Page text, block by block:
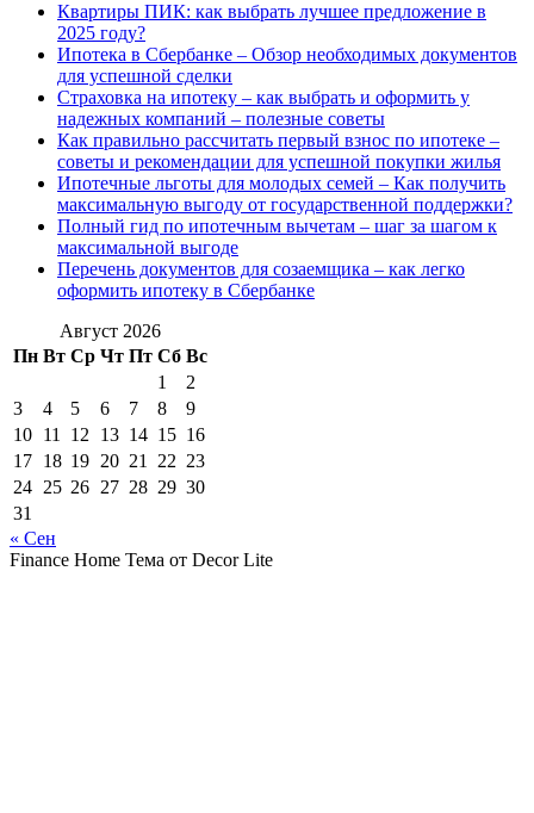
Квартиры ПИК: как выбрать лучшее предложение в
2025 году?
Ипотека в Сбербанке – Обзор необходимых документов
для успешной сделки
Страховка на ипотеку – как выбрать и оформить у
надежных компаний – полезные советы
Как правильно рассчитать первый взнос по ипотеке –
советы и рекомендации для успешной покупки жилья
Ипотечные льготы для молодых семей – Как получить
максимальную выгоду от государственной поддержки?
Полный гид по ипотечным вычетам – шаг за шагом к
максимальной выгоде
Перечень документов для созаемщика – как легко
оформить ипотеку в Сбербанке
Август 2026
Пн Вт Ср Чт Пт Сб Вс
1
2
3
4 5 6 7 8
9
10 11 12 13 14 15 16
17 18 19 20 21 22 23
24 25 26 27 28 29 30
31
« Сен
Finance Home Тема от Decor Lite